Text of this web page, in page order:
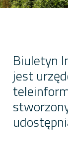
Biuletyn
jest